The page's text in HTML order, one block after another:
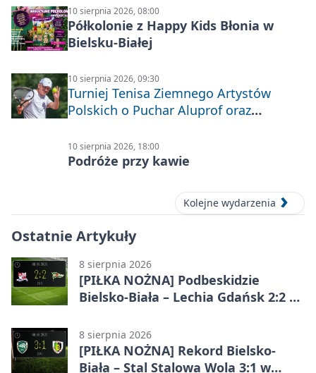
10 sierpnia 2026, 08:00
Półkolonie z Happy Kids Błonia w
Bielsku-Białej
10 sierpnia 2026, 09:30
Turniej Tenisa Ziemnego Artystów
Polskich o Puchar Aluprof oraz
Puchar Prezydenta Miasta Bielska-
Białej
10 sierpnia 2026, 18:00
Podróże przy kawie
Kolejne wydarzenia
Ostatnie Artykuły
8 sierpnia 2026
[PIŁKA NOŻNA] Podbeskidzie
Bielsko-Biała – Lechia Gdańsk 2:2 w
Bielsku-Białej
8 sierpnia 2026
[PIŁKA NOŻNA] Rekord Bielsko-
Biała – Stal Stalowa Wola 3:1 w